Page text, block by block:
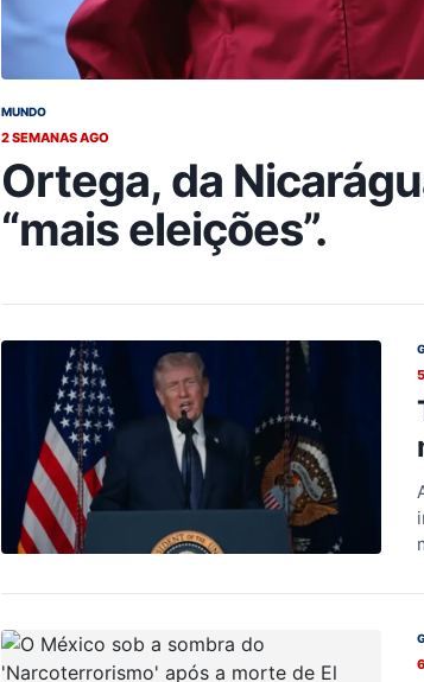
MUNDO
2 SEMANAS AGO
Ortega, da
“mais eleições”.